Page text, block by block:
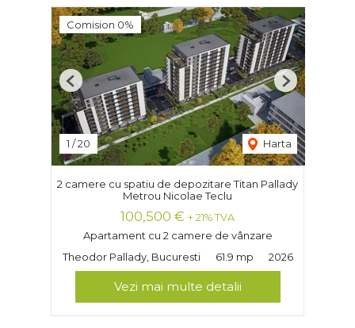
Comision 0%
1 /20 Harta
Previous Next
2 camere cu spatiu de depozitare Titan Pallady
Metrou Nicolae Teclu
100,500 € + 21% TVA
Apartament cu 2 camere de vânzare
Theodor Pallady, Bucuresti
61.9 mp 2026
Vezi mai multe detalii